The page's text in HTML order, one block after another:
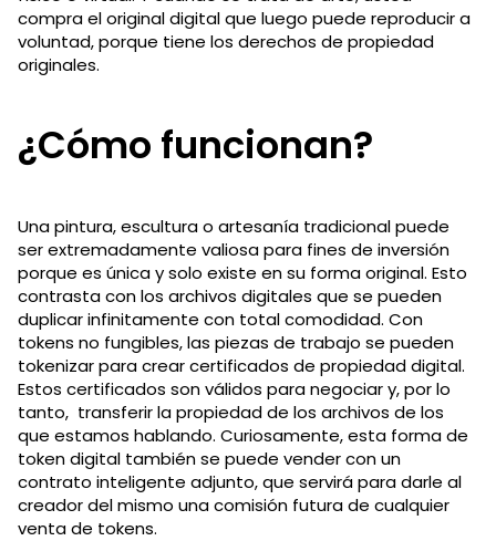
compra el original digital que luego puede reproducir a
voluntad, porque tiene los derechos de propiedad
originales.
¿Cómo funcionan?
Una pintura, escultura o artesanía tradicional puede
ser extremadamente valiosa para fines de inversión
porque es única y solo existe en su forma original. Esto
contrasta con los archivos digitales que se pueden
duplicar infinitamente con total comodidad. Con
tokens no fungibles, las piezas de trabajo se pueden
tokenizar para crear certificados de propiedad digital.
Estos certificados son válidos para negociar y, por lo
tanto, transferir la propiedad de los archivos de los
que estamos hablando. Curiosamente, esta forma de
token digital también se puede vender con un
contrato inteligente adjunto, que servirá para darle al
creador del mismo una comisión futura de cualquier
venta de tokens.